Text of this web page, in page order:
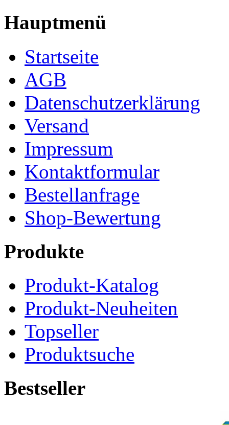
Hauptmenü
Startseite
AGB
Datenschutzerklärung
Versand
Impressum
Kontaktformular
Bestellanfrage
Shop-Bewertung
Produkte
Produkt-Katalog
Produkt-Neuheiten
Topseller
Produktsuche
Bestseller